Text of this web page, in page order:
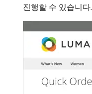
진행할 수 있습니다.